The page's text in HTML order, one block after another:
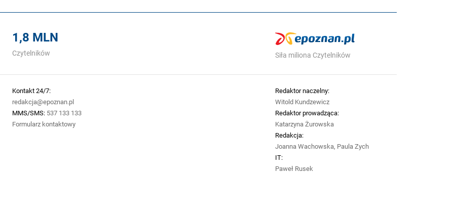
1,8 MLN
Czytelników Siła miliona Czytelników
Kontakt 24/7:
redakcja@epoznan.pl
MMS/SMS: 537 133 133
Formularz kontaktowy
Redaktor naczelny:
Witold Kundzewicz
Redaktor prowadząca:
Katarzyna Żurowska
Redakcja:
Joanna Wachowska, Paula Zych
IT:
Paweł Rusek